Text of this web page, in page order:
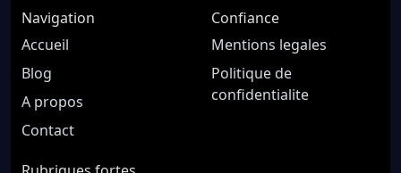
Navigation
Accueil
Blog
A propos
Contact
Confiance
Mentions legales
Politique de
confidentialite